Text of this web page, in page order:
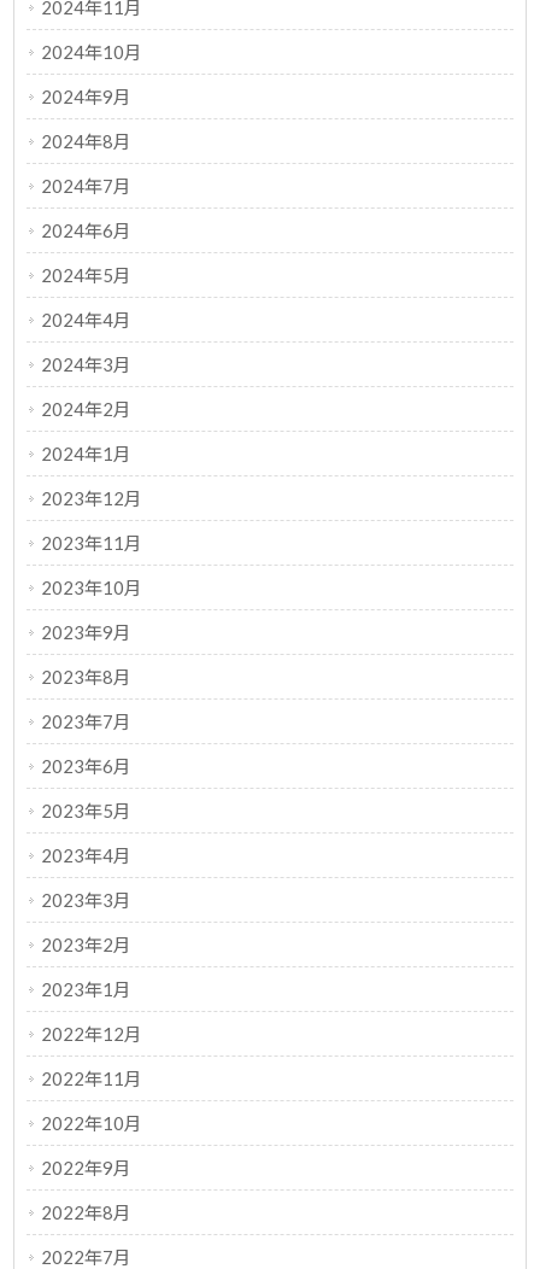
2024年11月
2024年10月
2024年9月
2024年8月
2024年7月
2024年6月
2024年5月
2024年4月
2024年3月
2024年2月
2024年1月
2023年12月
2023年11月
2023年10月
2023年9月
2023年8月
2023年7月
2023年6月
2023年5月
2023年4月
2023年3月
2023年2月
2023年1月
2022年12月
2022年11月
2022年10月
2022年9月
2022年8月
2022年7月